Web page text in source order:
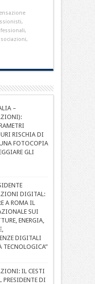
–
RISCHIA DI
FOTOCOPIA
GLI
DIGITAL:
A ROMA IL
SUI
ENERGIA,
DIGITALI
TECNOLOGICA”
IL CESTI
PRESIDENTE DI